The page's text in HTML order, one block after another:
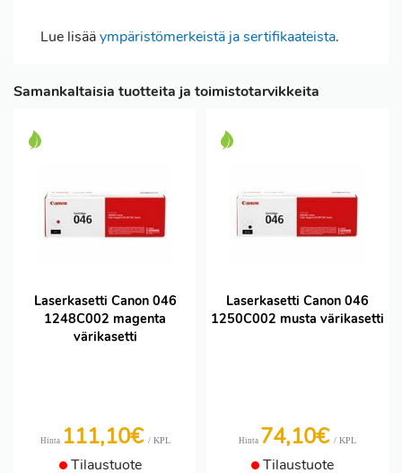
Lue lisääympäristömerkeistä ja sertifikaateista.
Samankaltaisia tuotteita ja toimistotarvikkeita
Laserkasetti Canon 046
1248C002 magenta
värikasetti
Hinta 111,10€ / KPL
Tilaustuote
Laserkasetti Canon 046
1250C002 musta värikasetti
Hinta 74,10€ / KPL
Tilaustuote